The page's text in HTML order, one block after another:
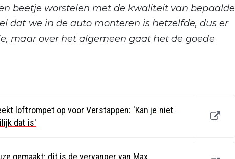
beetje worstelen met de kwaliteit van bepaalde
dat we in de auto monteren is hetzelfde, dus er
maar over het algemeen gaat het de goede
loftrompet op voor Verstappen: 'Kan je niet
dat is'
gemaakt: dit is de vervanger van Max